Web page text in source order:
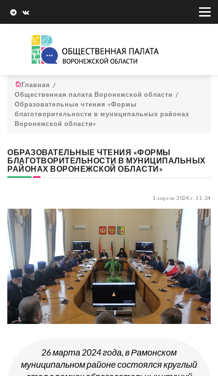
Главная
Общественная палата Воронежской области
Образовательные чтения «Формы
благотворительности в муниципальных районах
Воронежской области»
ОБРАЗОВАТЕЛЬНЫЕ ЧТЕНИЯ «ФОРМЫ
БЛАГОТВОРИТЕЛЬНОСТИ В МУНИЦИПАЛЬНЫХ
РАЙОНАХ ВОРОНЕЖСКОЙ ОБЛАСТИ»
1 апреля 2024 г. 11:24
26 марта 2024 года, в Рамонском
муниципальном районе состоялся круглый